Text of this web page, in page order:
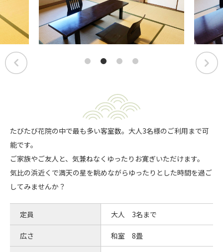
たびたび花院の中で最も多い客室数。大人3名様のご利用まで可
能です。
ご家族やご友人と、気兼ねなくゆったりお寛ぎいただけます。
気比の浜近くで満天の星を眺めながらゆったりとした時間を過ご
してみませんか？
定員 大人 3名まで
広さ 和室 8畳